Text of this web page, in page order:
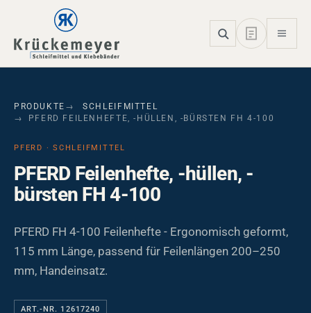
Skip to main navigation
Skip to main content
Skip to page footer
PRODUKTE
SCHLEIFMITTEL
PFERD FEILENHEFTE, -HÜLLEN, -BÜRSTEN FH 4-100
PFERD · SCHLEIFMITTEL
PFERD Feilenhefte, -hüllen, -
bürsten FH 4-100
PFERD FH 4-100 Feilenhefte - Ergonomisch geformt,
115 mm Länge, passend für Feilenlängen 200–250
mm, Handeinsatz.
ART.-NR. 12617240